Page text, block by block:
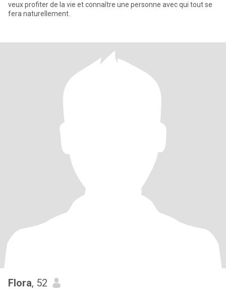
veux profiter de la vie et connaître une personne avec qui tout se
fera naturellement.
Flora, 52